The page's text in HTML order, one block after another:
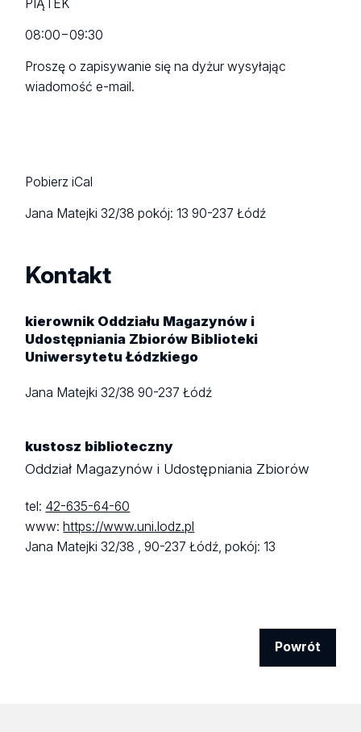
PIĄTEK
08:00−09:30
Proszę o zapisywanie się na dyżur wysyłając
wiadomość e-mail.
Pobierz iCal
Jana Matejki 32/38pokój: 1390-237 Łódź
Kontakt
kierownik Oddziału Magazynów i
Udostępniania Zbiorów Biblioteki
Uniwersytetu Łódzkiego
Jana Matejki 32/3890-237 Łódź
kustosz biblioteczny
Oddział Magazynów i Udostępniania Zbiorów
tel: 42-635-64-60
www:https://www.uni.lodz.pl
Jana Matejki 32/38 ,90-237 Łódź,pokój: 13
Powrót